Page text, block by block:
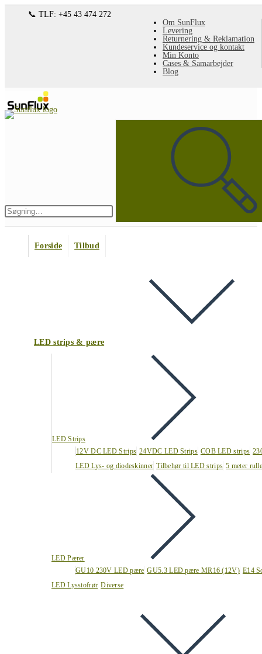
Om SunFlux
Levering
Returnering & Reklamation
Kundeservice og kontakt
Min Konto
Cases & Samarbejder
Blog
📞 TLF: +45 43 474 272
Forside
Tilbud
LED strips & pære
LED Strips
12V DC LED Strips 24VDC LED Strips COB LED strips
LED Lys- og diodeskinner Tilbehør til LED strips 5 meter
LED Pærer
GU10 230V LED pære GU5.3 LED pære MR16 (12V) E14
LED Lysstofrør Diverse